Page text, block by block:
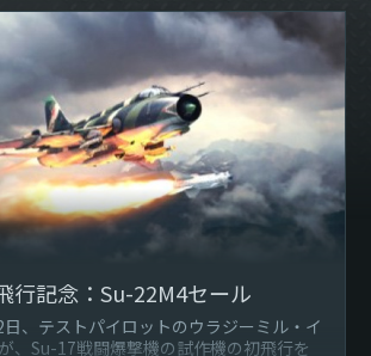
行記念：Su-22M4セール
、テストパイロットのウラジーミル・イ
、Su-17戦闘爆撃機の試作機の初飛行を